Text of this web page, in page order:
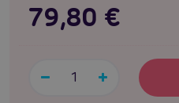
79,80 €